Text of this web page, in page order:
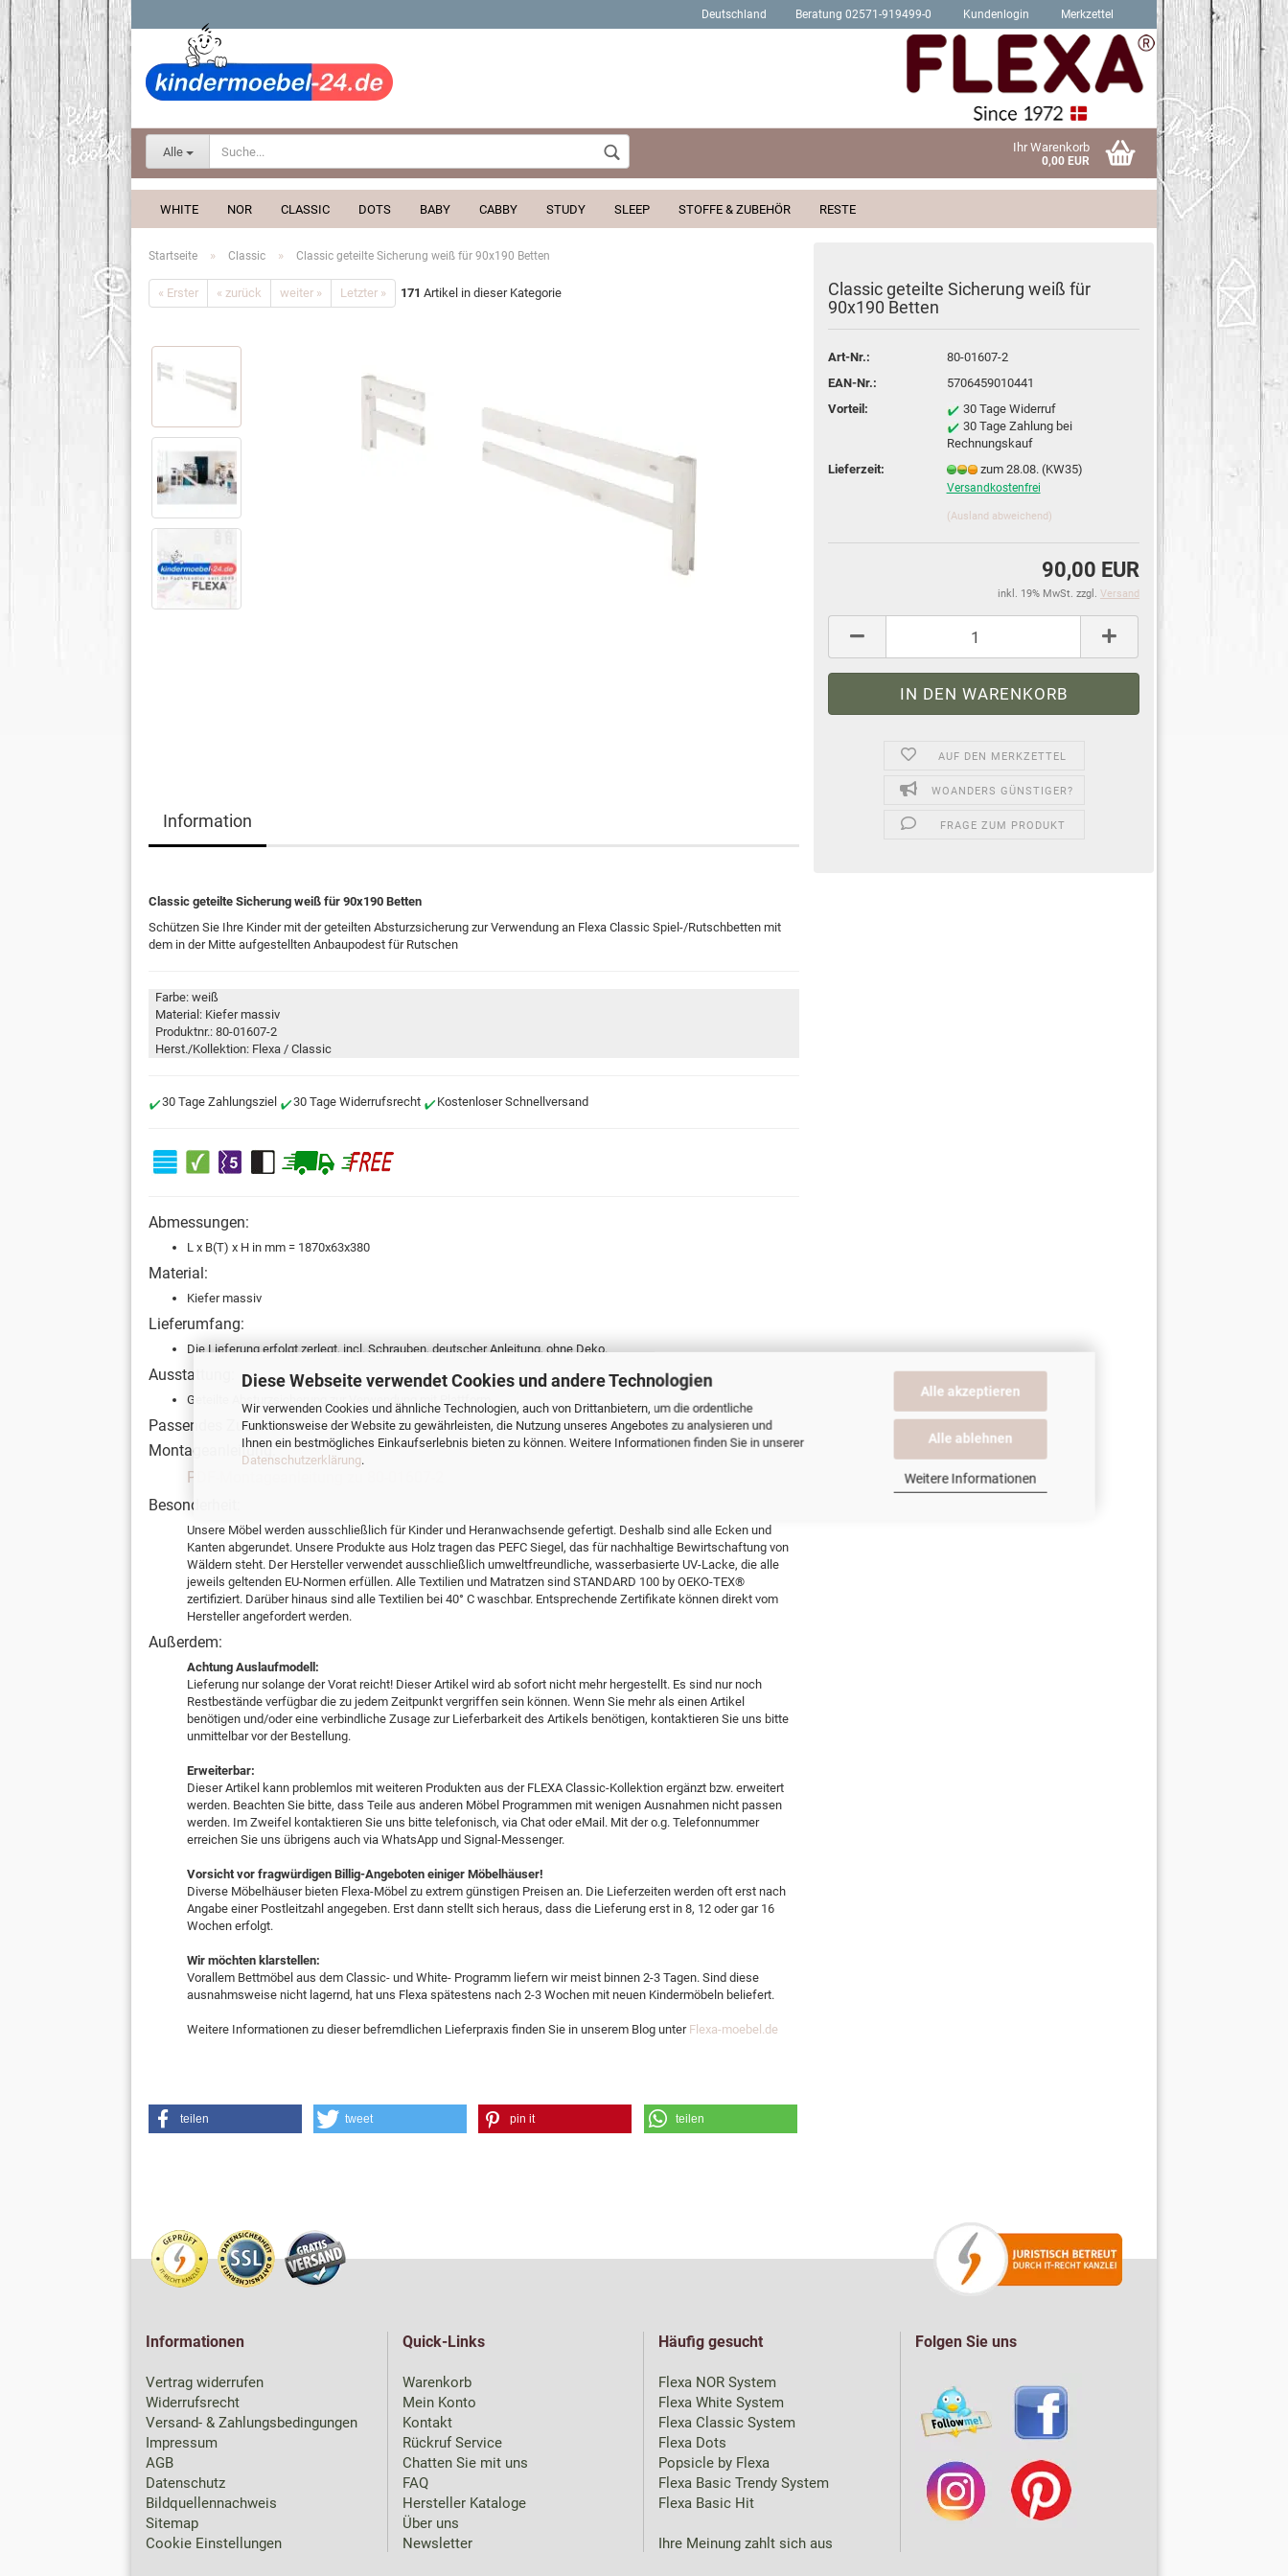
Diese Webseite verwendet Cookies und andere Technologien
Wir verwenden Cookies und ähnliche Technologien, auch von Drittanbietern, um die ordentliche
Funktionsweise der Website zu gewährleisten, die Nutzung unseres Angebotes zu analysieren und
Ihnen ein bestmögliches Einkaufserlebnis bieten zu können. Weitere Informationen finden Sie in unserer
Datenschutzerklärung.
Alle akzeptieren
Alle ablehnen
Weitere Informationen
Deutschland Beratung 02571-919499-0 Kundenlogin
Konto erstellen
Passwort vergessen?
Merkzettel
Alle Ihr Warenkorb
0,00 EUR
WHITE NOR CLASSIC DOTS BABY CABBY STUDY SLEEP STOFFE & ZUBEHÖR RESTE
Schrauben für Hit Produkte
Startseite » Classic » Classic geteilte Sicherung weiß für 90x190 Betten
« Erster « zurück weiter » Letzter » 171 Artikel in dieser Kategorie
Classic geteilte Sicherung weiß für
90x190 Betten
Art-Nr.:
80-01607-2
EAN-Nr.:
5706459010441
Vorteil:
30 Tage Widerruf
30 Tage Zahlung bei
Rechnungskauf
Lieferzeit:
zum 28.08. (KW35)
Versandkostenfrei
(Ausland abweichend)
90,00 EUR
inkl. 19% MwSt. zzgl. Versand
AUF DEN MERKZETTEL
WOANDERS GÜNSTIGER?
FRAGE ZUM PRODUKT
Information
Classic geteilte Sicherung weiß für 90x190 Betten
Schützen Sie Ihre Kinder mit der geteilten Absturzsicherung zur Verwendung an Flexa Classic Spiel-/Rutschbetten mit
dem in der Mitte aufgestellten Anbaupodest für Rutschen
Farbe: weiß
Material: Kiefer massiv
Produktnr.: 80-01607-2
Herst./Kollektion: Flexa / Classic
30 Tage Zahlungsziel 30 Tage Widerrufsrecht Kostenloser Schnellversand
Abmessungen:
L x B(T) x H in mm = 1870x63x380
Material:
Kiefer massiv
Lieferumfang:
Die Lieferung erfolgt zerlegt, incl. Schrauben, deutscher Anleitung, ohne Deko.
Ausstattung:
Geteilte Absturzsicherung zur Verwendung mit Plattform.
Passendes Zubehör:
Montageanleitung:
PDF-Montageanleitung zu 80-01607-2
Besonderheit:
Unsere Möbel werden ausschließlich für Kinder und Heranwachsende gefertigt. Deshalb sind alle Ecken und
Kanten abgerundet. Unsere Produkte aus Holz tragen das PEFC Siegel, das für nachhaltige Bewirtschaftung von
Wäldern steht. Der Hersteller verwendet ausschließlich umweltfreundliche, wasserbasierte UV-Lacke, die alle
jeweils geltenden EU-Normen erfüllen. Alle Textilien und Matratzen sind STANDARD 100 by OEKO-TEX®
zertifiziert. Darüber hinaus sind alle Textilien bei 40° C waschbar. Entsprechende Zertifikate können direkt vom
Hersteller angefordert werden.
Außerdem:
Achtung Auslaufmodell:
Lieferung nur solange der Vorat reicht! Dieser Artikel wird ab sofort nicht mehr hergestellt. Es sind nur noch
Restbestände verfügbar die zu jedem Zeitpunkt vergriffen sein können. Wenn Sie mehr als einen Artikel
benötigen und/oder eine verbindliche Zusage zur Lieferbarkeit des Artikels benötigen, kontaktieren Sie uns bitte
unmittelbar vor der Bestellung.
Erweiterbar:
Dieser Artikel kann problemlos mit weiteren Produkten aus der FLEXA Classic-Kollektion ergänzt bzw. erweitert
werden. Beachten Sie bitte, dass Teile aus anderen Möbel Programmen mit wenigen Ausnahmen nicht passen
werden. Im Zweifel kontaktieren Sie uns bitte telefonisch, via Chat oder eMail. Mit der o.g. Telefonnummer
erreichen Sie uns übrigens auch via WhatsApp und Signal-Messenger.
Vorsicht vor fragwürdigen Billig-Angeboten einiger Möbelhäuser!
Diverse Möbelhäuser bieten Flexa-Möbel zu extrem günstigen Preisen an. Die Lieferzeiten werden oft erst nach
Angabe einer Postleitzahl angegeben. Erst dann stellt sich heraus, dass die Lieferung erst in 8, 12 oder gar 16
Wochen erfolgt.
Wir möchten klarstellen:
Vorallem Bettmöbel aus dem Classic- und White- Programm liefern wir meist binnen 2-3 Tagen. Sind diese
ausnahmsweise nicht lagernd, hat uns Flexa spätestens nach 2-3 Wochen mit neuen Kindermöbeln beliefert.
Weitere Informationen zu dieser befremdlichen Lieferpraxis finden Sie in unserem Blog unter Flexa-moebel.de
teilen tweet pin it teilen
Informationen
Vertrag widerrufen
Widerrufsrecht
Versand- & Zahlungsbedingungen
Impressum
AGB
Datenschutz
Bildquellennachweis
Sitemap
Cookie Einstellungen
Quick-Links
Warenkorb
Mein Konto
Kontakt
Rückruf Service
Chatten Sie mit uns
FAQ
Hersteller Kataloge
Über uns
Newsletter
Häufig gesucht
Flexa NOR System
Flexa White System
Flexa Classic System
Flexa Dots
Popsicle by Flexa
Flexa Basic Trendy System
Flexa Basic Hit
Ihre Meinung zahlt sich aus
Folgen Sie uns